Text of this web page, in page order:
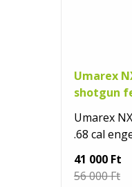
Umarex
shotgun
Umarex
.68 cal
41 000 Ft
56 000 Ft